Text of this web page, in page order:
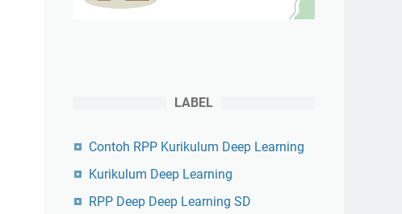
LABEL
Contoh RPP Kurikulum Deep Learning
Kurikulum Deep Learning
RPP Deep Deep Learning SD